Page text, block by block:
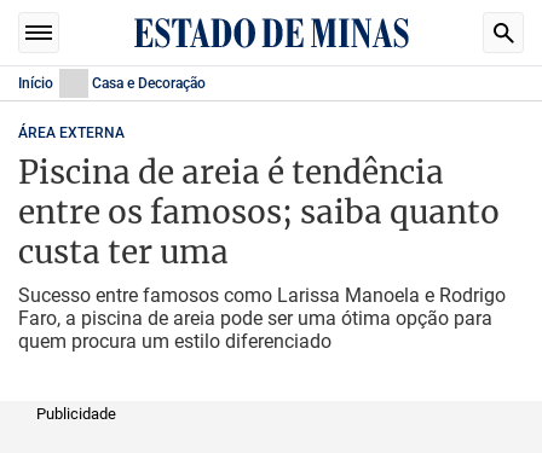
Início Casa e Decoração
ÁREA EXTERNA
Piscina de areia é tendência
entre os famosos; saiba quanto
custa ter uma
Sucesso entre famosos como Larissa Manoela e Rodrigo
Faro, a piscina de areia pode ser uma ótima opção para
quem procura um estilo diferenciado
Publicidade